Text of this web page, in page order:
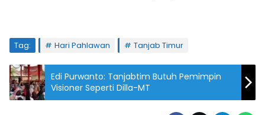
Tag: Hari Pahlawan Tanjab Timur
Edi Purwanto: Tanjabtim Butuh Pemimpin
Visioner Seperti Dilla-MT